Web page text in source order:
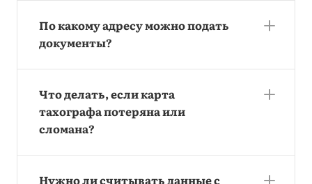
По какому адресу можно подать
документы?
Что делать, если карта
тахографа потеряна или
сломана?
Нужно ли считывать данные с